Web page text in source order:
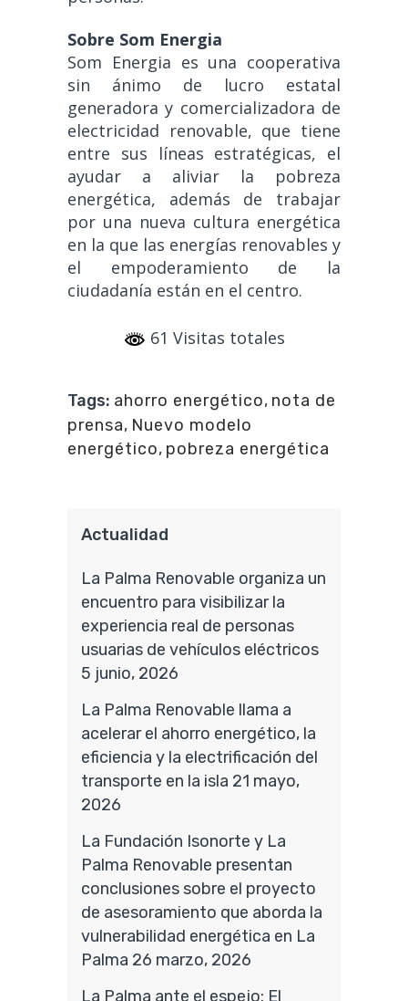
Sobre Som Energia
Som Energia es una cooperativa
sin ánimo de lucro estatal
generadora y comercializadora de
electricidad renovable, que tiene
entre sus líneas estratégicas, el
ayudar a aliviar la pobreza
energética, además de trabajar
por una nueva cultura energética
en la que las energías renovables y
el empoderamiento de la
ciudadanía están en el centro.
61 Visitas totales
Tags: ahorro energético, nota de
prensa, Nuevo modelo
energético, pobreza energética
Actualidad
La Palma Renovable organiza un
encuentro para visibilizar la
experiencia real de personas
usuarias de vehículos eléctricos
5 junio, 2026
La Palma Renovable llama a
acelerar el ahorro energético, la
eficiencia y la electrificación del
transporte en la isla 21 mayo,
2026
La Fundación Isonorte y La
Palma Renovable presentan
conclusiones sobre el proyecto
de asesoramiento que aborda la
vulnerabilidad energética en La
Palma 26 marzo, 2026
La Palma ante el espejo: El